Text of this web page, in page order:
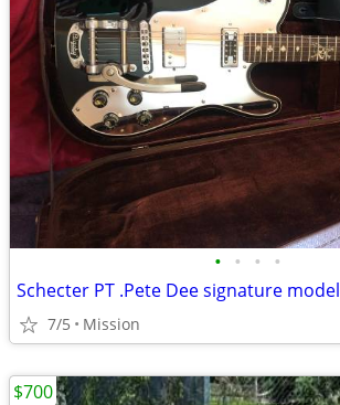
• • • •
Schecter PT .Pete Dee signature model
7/5 Mission
$700